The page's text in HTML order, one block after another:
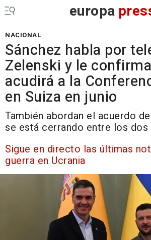
europa
NACIONAL
Sánchez habla por
Zelenski y le
acudirá a la
en Suiza en junio
También abordan el acuerdo
se está cerrando entre los dos
Sigue en directo las últimas
guerra en Ucrania